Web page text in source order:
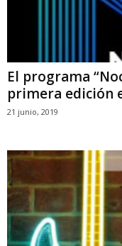
El programa
primera edición
21 junio, 2019